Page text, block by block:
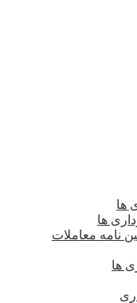
ها
ها
نامه معاملات